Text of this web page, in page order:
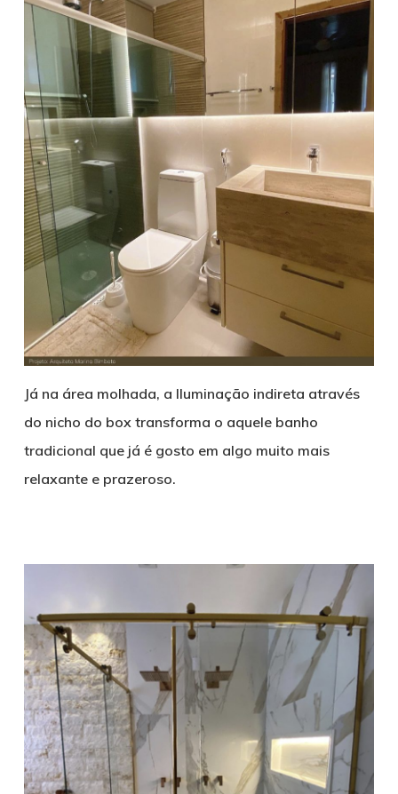
Já na área molhada, a Iluminação indireta através
do nicho do box transforma o aquele banho
tradicional que já é gosto em algo muito mais
relaxante e prazeroso.